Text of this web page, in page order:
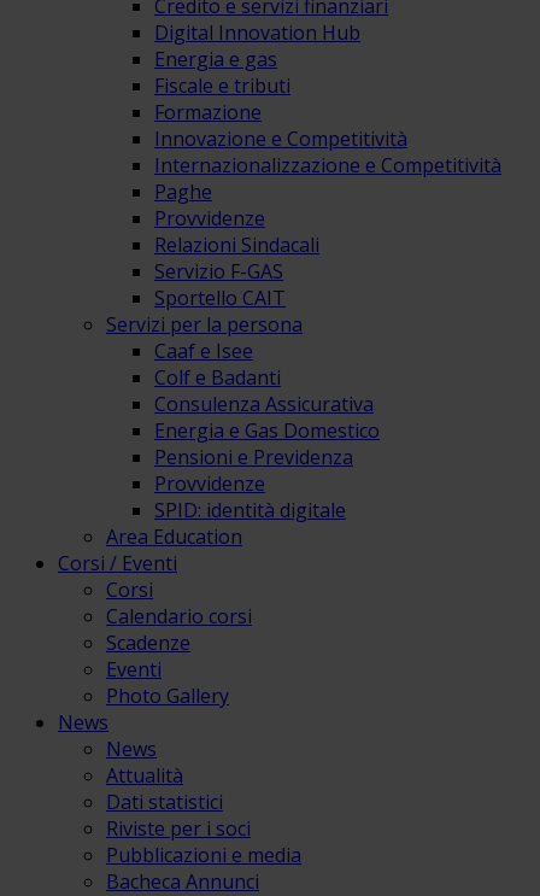
Credito e servizi finanziari
Digital Innovation Hub
Energia e gas
Fiscale e tributi
Formazione
Innovazione e Competitività
Internazionalizzazione e Competitività
Paghe
Provvidenze
Relazioni Sindacali
Servizio F-GAS
Sportello CAIT
Servizi per la persona
Caaf e Isee
Colf e Badanti
Consulenza Assicurativa
Energia e Gas Domestico
Pensioni e Previdenza
Provvidenze
SPID: identità digitale
Area Education
Corsi / Eventi
Corsi
Calendario corsi
Scadenze
Eventi
Photo Gallery
News
News
Attualità
Dati statistici
Riviste per i soci
Pubblicazioni e media
Bacheca Annunci